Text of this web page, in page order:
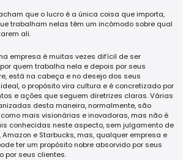
que o lucro é a única coisa que importa,
trabalham nelas têm um incômodo sobre qual
ali.
empresa é muitas vezes difícil de ser
quem trabalha nela e depois por seus
está na cabeça e no desejo dos seus
o propósito vira cultura e é concretizado por
e ações que seguem diretrizes claras. Várias
desta maneira, normalmente, são
mais visionárias e inovadoras, mas não é
conhecidas neste aspecto, sem julgamento de
Amazon e Starbucks, mas, qualquer empresa e
ter um propósito nobre absorvido por seus
por seus clientes.